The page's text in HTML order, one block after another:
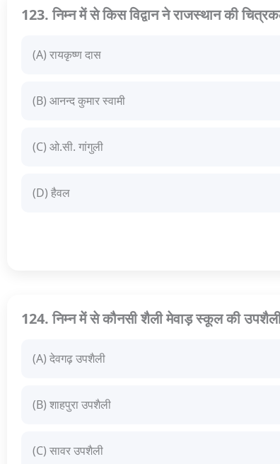
123. निम्न में से किस विद्वान ने राजस्थान की
(A) रायकृष्ण दास
(B) आनन्द कुमार स्वामी
(C) ओ.सी. गांगुली
(D) हैवल
124. निम्न में से कौनसी शैली मेवाड़ स्कूल की
(A) देवगढ़ उपशैली
(B) शाहपुरा उपशैली
(C) सावर उपशैली